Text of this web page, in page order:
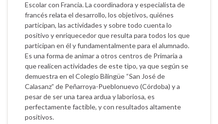
Escolar con Francia. La coordinadora y especialista de
francés relata el desarrollo, los objetivos, quiénes
participan, las actividades y sobre todo cuenta lo
positivo y enriquecedor que resulta para todos los que
participan en él y fundamentalmente para el alumnado.
Es una forma de animar a otros centros de Primaria a
que realicen actividades de este tipo, ya que según se
demuestra en el Colegio Bilingüe “San José de
Calasanz” de Peñarroya-Pueblonuevo (Córdoba) y a
pesar de ser una tarea ardua y laboriosa, es
perfectamente factible, y con resultados altamente
positivos.